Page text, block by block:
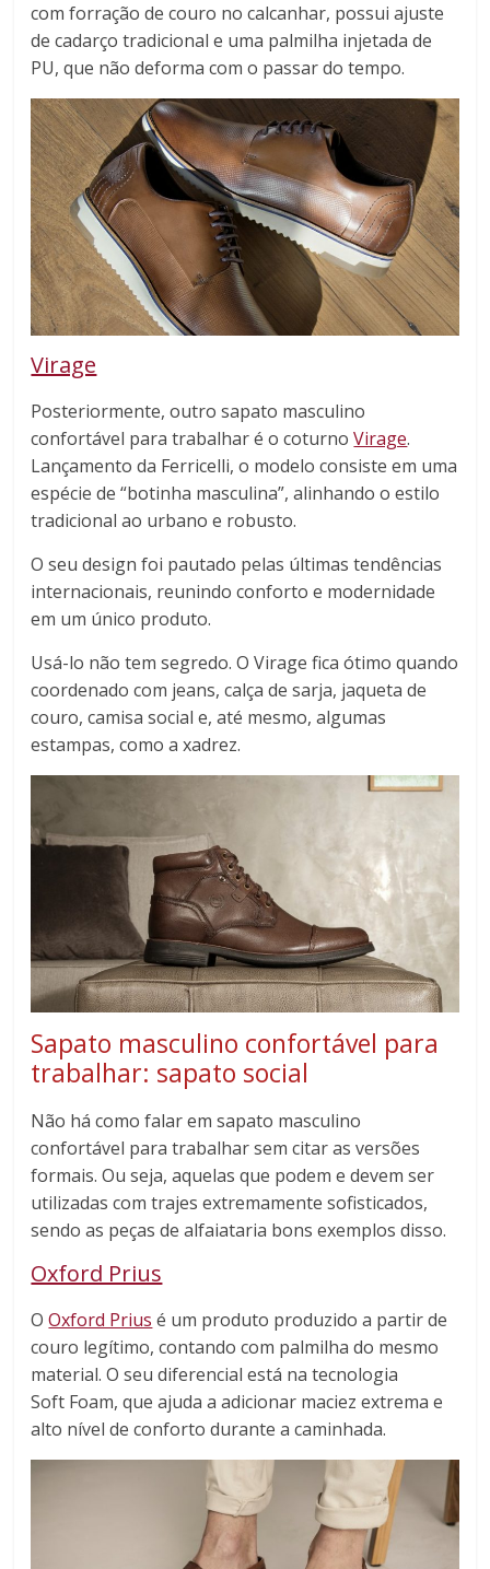
com forração de couro no calcanhar, possui ajuste
de cadarço tradicional e uma palmilha injetada de
PU, que não deforma com o passar do tempo.
Virage
Posteriormente, outro sapato masculino
confortável para trabalhar é o coturnoVirage.
Lançamento da Ferricelli, o modelo consiste em uma
espécie de “botinha masculina”, alinhando o estilo
tradicional ao urbano e robusto.
O seu design foi pautado pelas últimas tendências
internacionais, reunindo conforto e modernidade
em um único produto.
Usá-lo não tem segredo. O Virage fica ótimo quando
coordenado com jeans, calça de sarja, jaqueta de
couro, camisa social e, até mesmo, algumas
estampas, como a xadrez.
Sapato masculino confortável para
trabalhar: sapato social
Não há como falar em sapato masculino
confortável para trabalhar sem citar as versões
formais. Ou seja, aquelas que podem e devem ser
utilizadas com trajes extremamente sofisticados,
sendo as peças de alfaiataria bons exemplos disso.
Oxford Prius
OOxford Prius é um produto produzido a partir de
couro legítimo, contando com palmilha do mesmo
material. O seu diferencial está na tecnologia
Soft Foam, que ajuda a adicionar maciez extrema e
alto nível de conforto durante a caminhada.